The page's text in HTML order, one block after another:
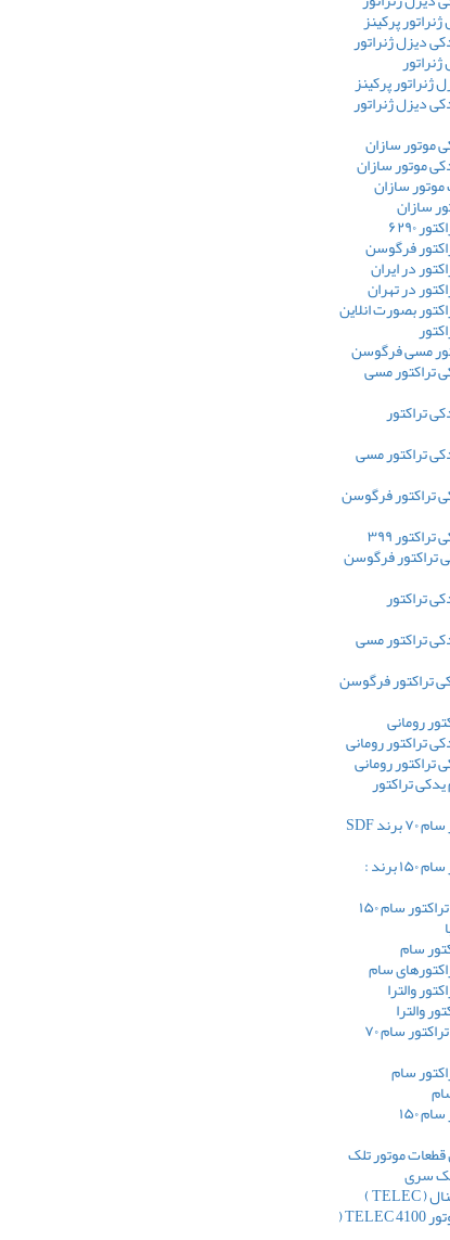
پرکینز
دیزل ژنراتور
پرکینز
دیزل ژنراتور
موتور سازان
موتور سازان
سازان
سازان
۶۲۹۰
فرگوسن
در ایران
در تهران
بصورت انلاین
مسی فرگوسن
تراکتور مسی
تراکتور
تراکتور مسی
تراکتور فرگوسن
۳۹۹
تراکتور فرگوسن
تراکتور
تراکتور مسی
تراکتور فرگوسن
رومانی
تراکتور رومانی
رومانی
تراکتور
واتر پمپ تراکتور سام ۷۰ برند SDF
واتر پمپ تراکتور سام ۱۵۰ برند :
فروش واتر پمپ تراکتور سام ۱۵۰
سام
سام
والترا
والترا
سام ۷۰
سام
۱۵۰
موتور تلک
سری
دنده هرزگرد موتور TELEC 4100 (